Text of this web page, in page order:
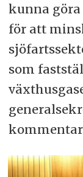
kunna
för att
som